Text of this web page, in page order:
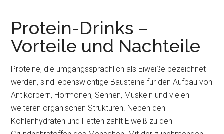
Protein-Drinks –
Vorteile und Nachteile
Proteine, die umgangssprachlich als Eiweiße bezeichnet
werden, sind lebenswichtige Bausteine für den Aufbau von
Antikörpern, Hormonen, Sehnen, Muskeln und vielen
weiteren organischen Strukturen. Neben den
Kohlenhydraten und Fetten zählt Eiweiß zu den